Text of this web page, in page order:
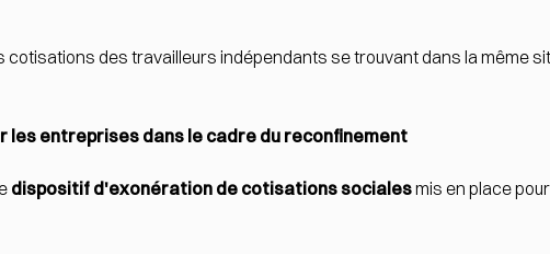
cotisations des travailleurs indépendants se trouvant dans la même
les entreprises dans le cadre du reconfinement
dispositif d'exonération de cotisations socialesmis en place